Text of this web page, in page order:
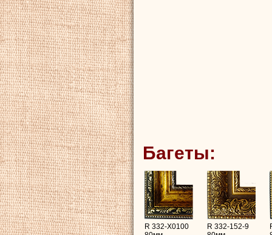
Багеты:
R 332-X0100
R 332-152-9